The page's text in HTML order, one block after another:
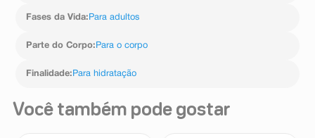
Fases da Vida: Para adultos
Parte do Corpo: Para o corpo
Finalidade: Para hidratação
Você também pode gostar